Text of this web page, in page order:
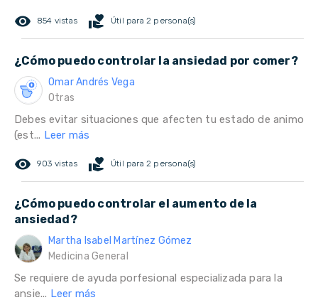
remove_red_eye 854 vistas volunteer_activism Útil para 2 persona(s)
¿Cómo puedo controlar la ansiedad por comer?
Omar Andrés Vega
Otras
Debes evitar situaciones que afecten tu estado de animo
(est... Leer más
remove_red_eye 903 vistas volunteer_activism Útil para 2 persona(s)
¿Cómo puedo controlar el aumento de la
ansiedad?
Martha Isabel Martínez Gómez
Medicina General
Se requiere de ayuda porfesional especializada para la
ansie... Leer más